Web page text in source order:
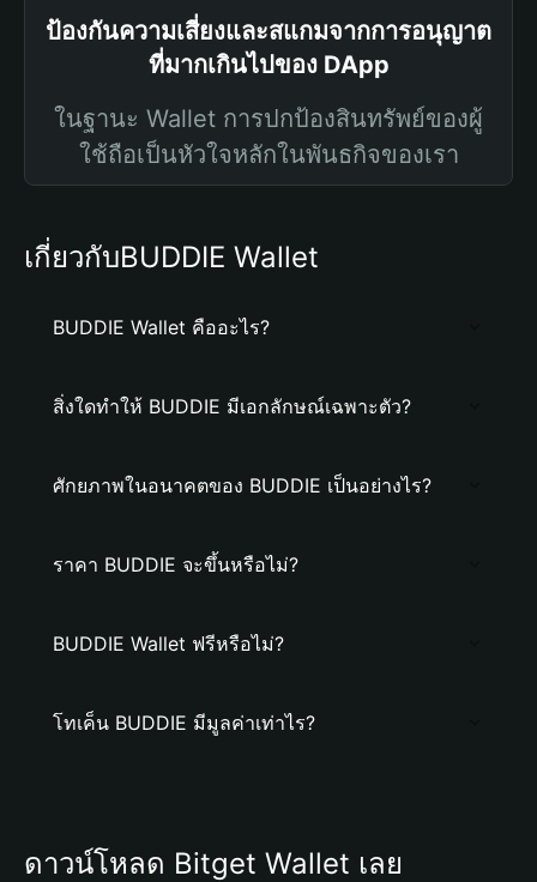
ป้องกันความเสี่ยงและสแกมจากการอนุญาต
ที่มากเกินไปของ DApp
ในฐานะ Wallet การปกป้องสินทรัพย์ของผู้
ใช้ถือเป็นหัวใจหลักในพันธกิจของเรา
เกี่ยวกับBUDDIE Wallet
BUDDIE Wallet คืออะไร?
สิ่งใดทำให้ BUDDIE มีเอกลักษณ์เฉพาะตัว?
ศักยภาพในอนาคตของ BUDDIE เป็นอย่างไร?
ราคา BUDDIE จะขึ้นหรือไม่?
BUDDIE Wallet ฟรีหรือไม่?
โทเค็น BUDDIE มีมูลค่าเท่าไร?
ดาวน์โหลด Bitget Wallet เลย